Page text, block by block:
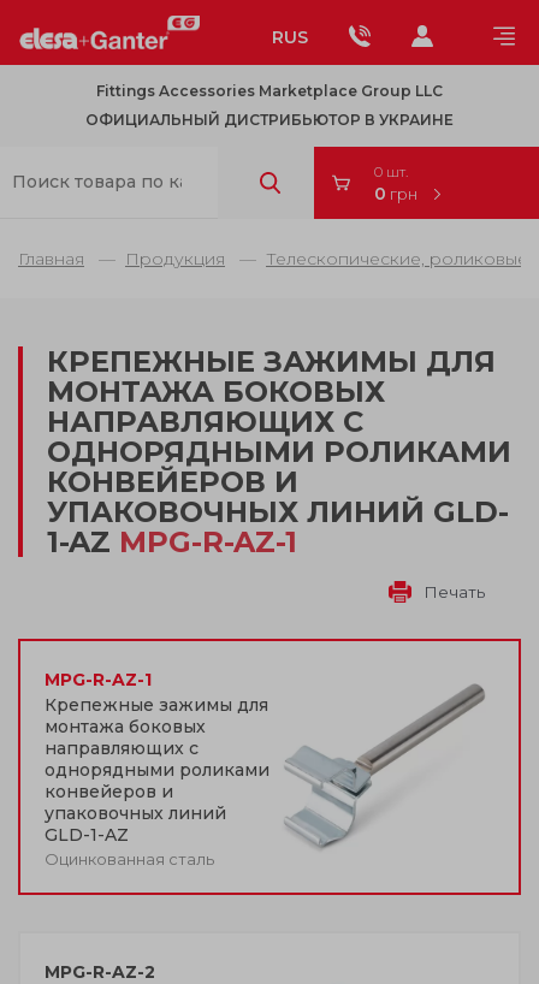
RUS
Fittings Accessories Marketplace Group LLC
ОФИЦИАЛЬНЫЙ ДИСТРИБЬЮТОР В УКРАИНЕ
0 шт.
0 грн
Главная Продукция Телескопические,
КРЕПЕЖНЫЕ ЗАЖИМЫ ДЛЯ
МОНТАЖА БОКОВЫХ
НАПРАВЛЯЮЩИХ С
ОДНОРЯДНЫМИ РОЛИКАМИ
КОНВЕЙЕРОВ И
УПАКОВОЧНЫХ ЛИНИЙ GLD-
1-AZ MPG-R-AZ-1
Печать
MPG-R-AZ-1
Крепежные зажимы для
монтажа боковых
направляющих с
однорядными роликами
конвейеров и
упаковочных линий
GLD-1-AZ
Оцинкованная сталь
MPG-R-AZ-2